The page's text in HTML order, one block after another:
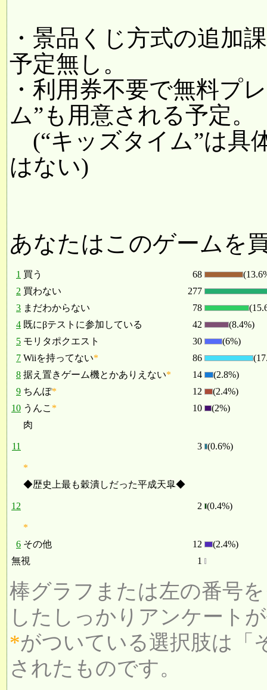
・景品くじ方式の追加
予定無し。
・利用券不要で無料プ
ム”も用意される予定。
(“キッズタイム”は具
はない)
あなたはこのゲームを
1 買う 68
2 買わない
277
3 まだわからない 78
4 既にβテストに参加している 42
(8.4%)
5 モリタポクエスト 30
(6%)
7 Wiiを持ってない* 86
8 据え置きゲーム機とかありえない* 14
(2.8%)
9 ちんぽ* 12
(2.4%)
10 うんこ * 10 (2%)
11
肉
*
3 (0.6%)
12
◆歴史上最も穀潰しだった平成天皐◆
*
2 (0.4%)
6 その他 12
(2.4%)
無視
1
棒グラフまたは左の番号
したしっかりアンケート
*がついている選択肢は「
されたものです。